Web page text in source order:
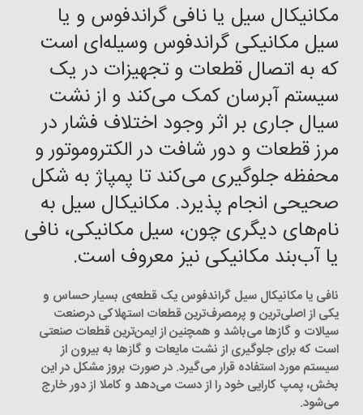
مکانیکال سیل یا نافی گراندفوس و یا
سیل مکانیکی گراندفوس وسیله‌ای است
که به اتصال قطعات و تجهیزات در یک
سیستم آبرسان کمک می‌کند و از نشت
سیال جاری بر اثر وجود اختلاف فشار در
مرز قطعات و دور شافت در الکتروموتور و
محفظه جلوگیری می‌کند تا پمپاژ به شکل
صحیحی انجام پذیرد. مکانیکال سیل به
نام‌های دیگری چون، سیل مکانیکی، نافی
یا آب‌بند مکانیکی نیز معروف است.
نافی یا مکانیکال سیل گراندفوس یک قطعه‌ی بسیار حساس و
یکی از اصلی‌ترین و پرمصرف‌ترین قطعات استهلاکی درصنعت
سیالات و گازها می‌باشد و همچنین از ایمن‌ترین قطعات صنعتی
است که برای جلوگیری از نشت مایعات و گازها به بیرون از
سیستم مورد استفاده قرار می‌گیرد. در صورت بروز مشکل در این
بخش، پمپ کارایی خود را از دست می‌دهد و کاملا از دور خارج
می‌شود.